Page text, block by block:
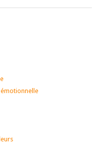
émotionnelle